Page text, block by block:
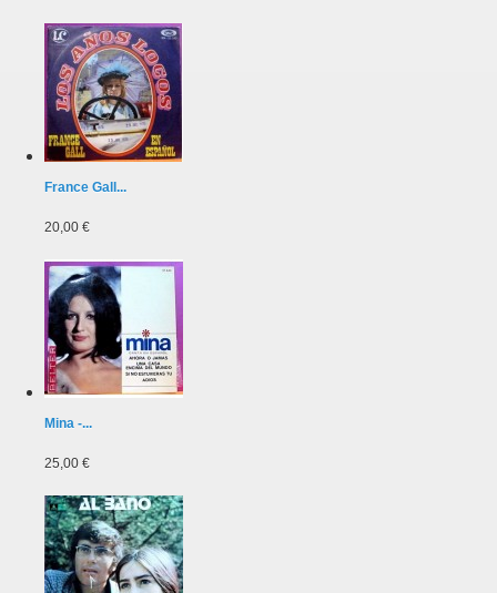
France Gall...
20,00 €
Mina -...
25,00 €